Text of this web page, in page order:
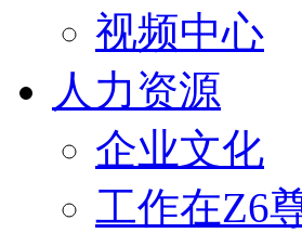
视频中心
人力资源
企业文化
工作在Z6